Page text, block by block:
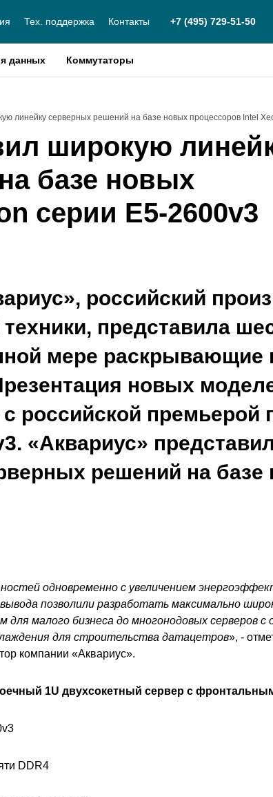
Тех. поддержка Контакты +7 (495) 729-51-50
данных Коммутаторы
линейку серверных решений на базе новых процессоров Intel
широкую
базе новых
серии E5-2600v3
российский
представила
мере раскрывающие
новых
российской премьерой
«Аквариус»
решений на
одновременно с увеличением
позволили разработать максимально
для малого бизнеса до многонодовых серверов
для строительства датацетров», -
компании «Аквариус».
1U двухсокетный сервер с
DDR4